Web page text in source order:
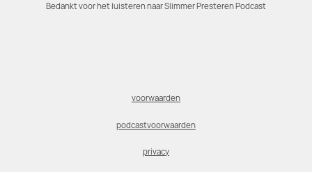
Bedankt voor het luisteren naar Slimmer Presteren Podcast
voorwaarden
podcastvoorwaarden
privacy